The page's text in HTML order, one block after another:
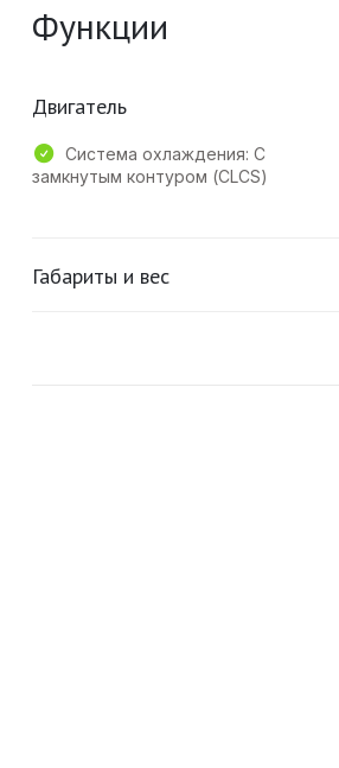
Функции
Двигатель
Система охлаждения: С
замкнутым контуром (CLCS)
Габариты и вес